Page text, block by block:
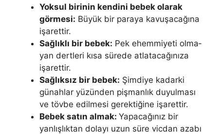
Yoksul birinin kendini bebek olarak
görmesi: Büyük bir paraya kavuşacağına
işarettir.
Sağlıklı bir bebek: Pek ehemmiyeti olma­
yan dertleri kısa sürede atlatacağınıza
işarettir.
Sağlıksız bir bebek: Şim­diye kadarki
günahlar yüzünden pişmanlık duyulması
ve tövbe edilmesi ge­rektiğine işarettir.
Bebek satın almak: Yapacağınız bir
yanlışlıktan dolayı uzun süre vicdan azabı